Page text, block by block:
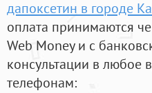
дапоксетин в городе
оплата принимаются
Web Money и с
консультации в любое
телефонам: